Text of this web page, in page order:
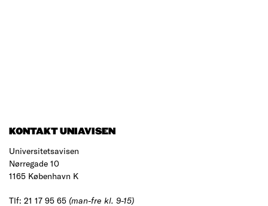
KONTAKT UNIAVISEN
Universitetsavisen
Nørregade 10
1165 København K
Tlf: 21 17 95 65 (man-fre kl. 9-15)